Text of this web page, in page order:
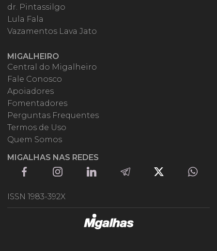
dr. Pintassilgo
Lula Fala
Vazamentos Lava Jato
MIGALHEIRO
Central do Migalheiro
Fale Conosco
Apoiadores
Fomentadores
Perguntas Frequentes
Termos de Uso
Quem Somos
MIGALHAS NAS REDES
ISSN 1983-392X